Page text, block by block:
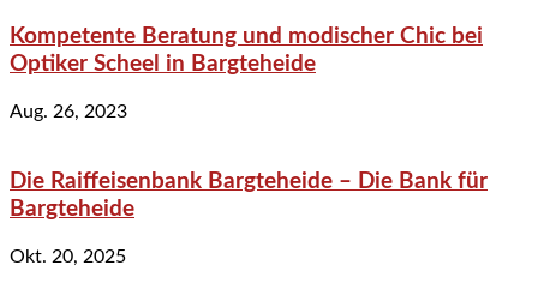
Kompetente Beratung und modischer Chic bei
Optiker Scheel in Bargteheide
Aug. 26, 2023
Die Raiffeisenbank Bargteheide – Die Bank für
Bargteheide
Okt. 20, 2025